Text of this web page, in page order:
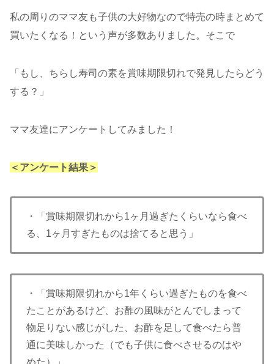
私の周りのママ友も子供の大好物なので特売の時まとめて
買いたくなる！という声が多数ありました。そこで
「もし、ちらし寿司の素を賞味期限切れで発見したらどう
する？」
ママ友達にアンケートしてみました！
＜アンケート結果＞
・「賞味期限切れから1ヶ月過ぎたくらいなら食べ
る、1ヶ月すぎたものは捨てると思う」
・「賞味期限切れから1年くらい過ぎたものを食べ
たことがあるけど、お酢の風味がとんでしまって
物足りない感じがした、お酢を足して食べたら普
通に美味しかった（でも子供に食べさせるのはや